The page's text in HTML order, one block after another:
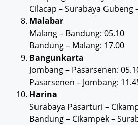
Cilacap – Surabaya Gubeng
Malabar
Malang – Bandung: 05.10
Bandung – Malang: 17.00
Bangunkarta
Jombang – Pasarsenen:
Pasarsenen – Jombang:
Harina
Surabaya Pasarturi –
Bandung – Cikampek –